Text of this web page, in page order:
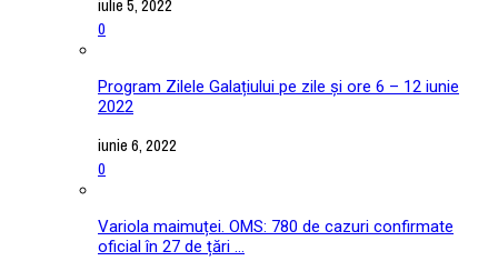
0
Program Zilele Galațiului pe zile și ore 6 – 12 iunie
2022
iunie 6, 2022
0
Variola maimuței. OMS: 780 de cazuri confirmate
oficial în 27 de țări ...